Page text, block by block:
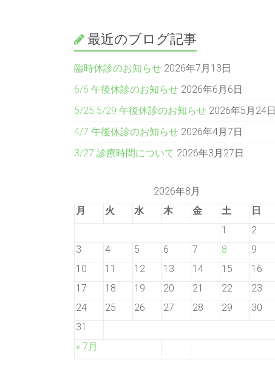
最近のブログ記事
臨時休診のお知らせ 2026年7月13日
6/6 午後休診のお知らせ 2026年6月6日
5/25 5/29 午後休診のお知らせ 2026年5月24日
4/7 午後休診のお知らせ 2026年4月7日
3/27 診療時間について 2026年3月27日
2026年8月
月
火 水 木 金 土 日
« 7月
1
2
3
4 5 6 7 8
9
10
11 12 13 14 15
16
17
18 19 20 21 22
23
24
25 26 27 28 29
30
31